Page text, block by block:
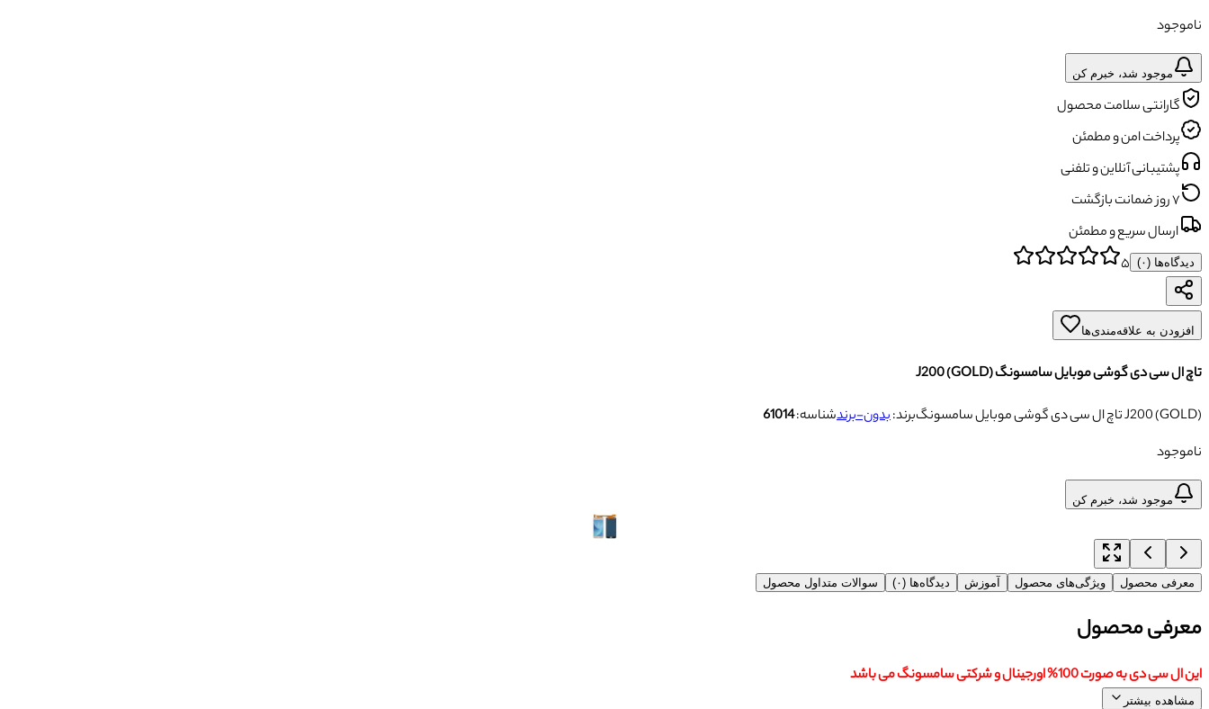
ناموجود
موجود شد، خبرم کن
گارانتی سلامت محصول
پرداخت امن و مطمئن
پشتیبانی آنلاین و تلفنی
۷ روز ضمانت بازگشت
ارسال سریع و مطمئن
دیدگاه‌ها (۰) ۵
افزودن به علاقه‌مندی‌ها
تاچ ال سی دی گوشی موبایل سامسونگ J200 (GOLD)
تاچ ال سی دی گوشی موبایل سامسونگ J200 (GOLD)
برند:بدون-برندشناسه:61014
ناموجود
موجود شد، خبرم کن
معرفی محصول ویژگی‌های محصول آموزش دیدگاه‌ها (۰) سوالات متداول محصول
معرفی محصول
این ال سی دی به صورت 100% اورجینال و شرکتی سامسونگ می باشد
مشاهده بیشتر